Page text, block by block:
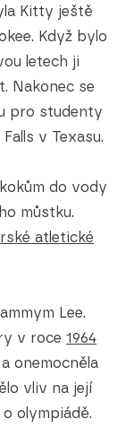
Kitty ještě
Když bylo
letech ji
Nakonec se
pro studenty
v Texasu.
do vody
můstku.
atletické
Lee.
v roce 1964
onemocněla
vliv na její
olympiádě.